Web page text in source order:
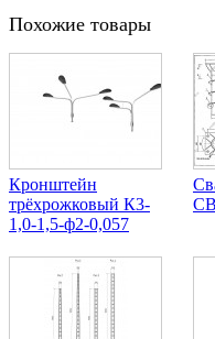
Похожие товары
Кронштейн
трёхрожковый К3-
1,0-1,5-ф2-0,057